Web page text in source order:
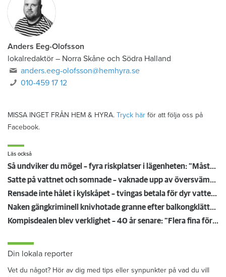
Anders Eeg-Olofsson
lokalredaktör – Norra Skåne och Södra Halland
anders.eeg-olofsson@hemhyra.se
010-459 17 12
MISSA INGET FRÅN HEM & HYRA. Tryck här för att följa oss på
Facebook.
Läs också
Så undviker du mögel – fyra riskplatser i lägenheten: ”Måste städa bort”
Satte på vattnet och somnade – vaknade upp av översvämning hos grannen
Rensade inte hålet i kylskåpet – tvingas betala för dyr vattenskada
Naken gängkriminell knivhotade granne efter balkongklättring
Kompisdealen blev verklighet – 40 år senare: "Flera fina fördelar med att dela bostad"
Din lokala reporter
Vet du något? Hör av dig med tips eller synpunkter på vad du vill